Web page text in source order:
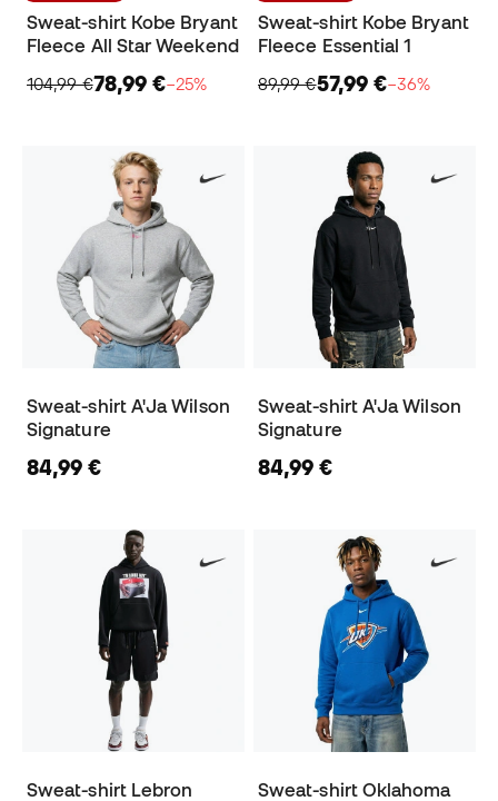
Sweat-shirt Kobe Bryant
Fleece All Star Weekend
104,99 €78,99 €−25%
Sweat-shirt Kobe Bryant
Fleece Essential 1
89,99 €57,99 €−36%
Sweat-shirt A'Ja Wilson
Signature
84,99 €
Sweat-shirt A'Ja Wilson
Signature
84,99 €
Sweat-shirt Lebron
Sweat-shirt Oklahoma